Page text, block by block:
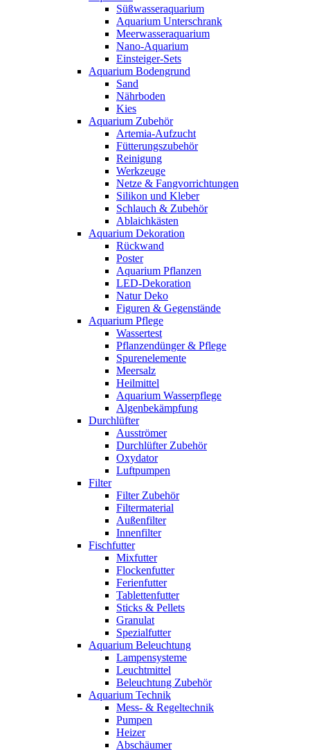
Süßwasseraquarium
Aquarium Unterschrank
Meerwasseraquarium
Nano-Aquarium
Einsteiger-Sets
Aquarium Bodengrund
Sand
Nährboden
Kies
Aquarium Zubehör
Artemia-Aufzucht
Fütterungszubehör
Reinigung
Werkzeuge
Netze & Fangvorrichtungen
Silikon und Kleber
Schlauch & Zubehör
Ablaichkästen
Aquarium Dekoration
Rückwand
Poster
Aquarium Pflanzen
LED-Dekoration
Natur Deko
Figuren & Gegenstände
Aquarium Pflege
Wassertest
Pflanzendünger & Pflege
Spurenelemente
Meersalz
Heilmittel
Aquarium Wasserpflege
Algenbekämpfung
Durchlüfter
Ausströmer
Durchlüfter Zubehör
Oxydator
Luftpumpen
Filter
Filter Zubehör
Filtermaterial
Außenfilter
Innenfilter
Fischfutter
Mixfutter
Flockenfutter
Ferienfutter
Tablettenfutter
Sticks & Pellets
Granulat
Spezialfutter
Aquarium Beleuchtung
Lampensysteme
Leuchtmittel
Beleuchtung Zubehör
Aquarium Technik
Mess- & Regeltechnik
Pumpen
Heizer
Abschäumer